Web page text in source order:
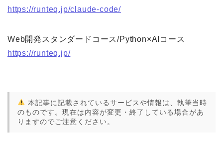
https://runteq.jp/claude-code/
Web開発スタンダードコース/Python×AIコース
https://runteq.jp/
本記事に記載されているサービスや情報は、執筆当時
のものです。現在は内容が変更・終了している場合があ
りますのでご注意ください。